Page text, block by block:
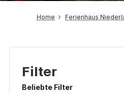
Home Ferienhaus
Filter
Beliebte Filter